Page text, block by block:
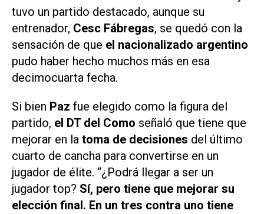
tuvo un partido destacado, aunque su
entrenador, Cesc Fábregas, se quedó con la
sensación de que el nacionalizado argentino
pudo haber hecho muchos más en esa
decimocuarta fecha.
Si bien Paz fue elegido como la figura del
partido, el DT del Como señaló que tiene que
mejorar en la toma de decisiones del último
cuarto de cancha para convertirse en un
jugador de élite. “¿Podrá llegar a ser un
jugador top? Sí, pero tiene que mejorar su
elección final. En un tres contra uno tiene